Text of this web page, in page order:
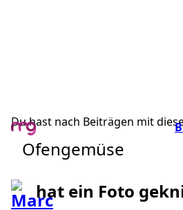
Du hast nach Beiträgen mit
Ofengemüse
hat ein Foto